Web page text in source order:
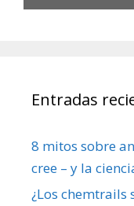
Entradas
8 mitos sobre
cree – y la
¿Los chemtrails